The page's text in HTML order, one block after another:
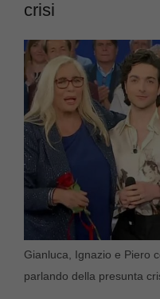
crisi
Gianluca, Ignazio e Piero
parlando della presunta